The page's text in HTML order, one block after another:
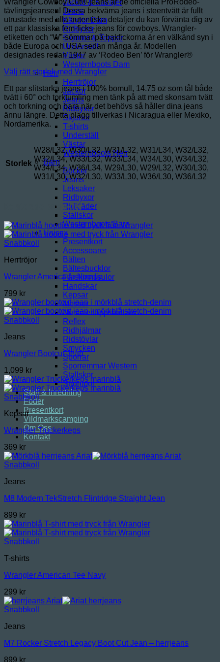
Jackor & Kavajer
Jeans
Kängor Dam
Ridbyxor
Skjortor & Toppar
Underställ
Västar
Westernboots Dam
Herr
Herrtröjor
Jackor
Jeans
Ridbyxor
Skjortor
T-shirts
Underställ
Västar
Westernboots Herr
Barn
Böcker
Jeans
Leksaker
Ridbyxor
Ridkläder
Stallskor
Westernboots Barn
Unisex
Presentkort
Accessoarer
Bälten
Bältesbucklor
Fårskinnssulor
Handskar
Kepsar
Mössor
Nummerlappshållare
Reflex
Ridhjälmar
Ridstövlar
Smycken
Sporrar
Sporremmar Western
Stallskor
Strumpor
Stall & Inredning
Foder
Presentkort
Vildmarkscamping
Om Oss
Kontakt
tävlingsjeansen! Dessa bekväma jeans i steentvätt är fullt
utrustade med alla autentiska detaljer du kan förvänta dig av
ett par klassiska fem-ficks-jeans för cowboys. Wrangler-
etiketten och “W”-sömmar på bakfickorna är en välkänd syn i
både Europa och USA sedan många år. Modellen
designades redan 1947 av ‘Rodeo Ben’ för Wrangler®
Välj rätt storlek med Wrangler
Ett par slitstarka jeans i 100% bomull, 14.75 oz som tål både
tvätt i 60° och torktumling men tänk på att med skonsam tvätt
och torkning och bara när det behövs så håller dina jeans
ännu längre. Detta plagg tillverkas i Nicaragua eller Mexiko,
Nordamerika.
Storlek
W28/L32, W30/L32, W31/L32, W31/L34, W32/L32,
W32/L34, W33/L32, W33/L34, W34/L30, W34/L32,
W34/L34, W36/L34, W29/L30, W29/L32, W30/L30,
W31/L30, W32/L30, W33/L30, W36/L30, W36/L32
Relaterade produkter
Snabbkoll
Herrtröjor
Wrangler Americana Hoodie
799 kr
Snabbkoll
Jeans
Wrangler Bootcut Jean
1,099 kr
Snabbkoll
Kepsar
Wrangler Truckerkeps
369 kr
Snabbkoll
Jeans
M8 Modern TekStretch Flintridge Straight Jean
899 kr
Snabbkoll
T-shirts
Wrangler American Tee Navy
299 kr
Snabbkoll
Jeans
M7 Rocker Stretch Legacy Boot Cut Jean – herrjeans
899 kr